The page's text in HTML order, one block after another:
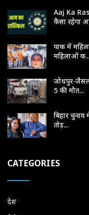
Aaj Ka
कैसा रहेगा
पाक में
महिलाओं
जोधपुर-
5 की मौत...
बिहार
तोड़...
CATEGORIES
देश